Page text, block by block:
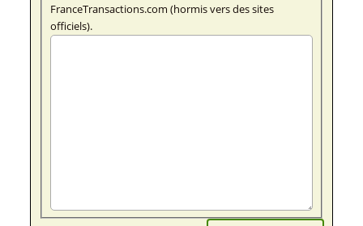
FranceTransactions.com (hormis vers des sites
officiels).